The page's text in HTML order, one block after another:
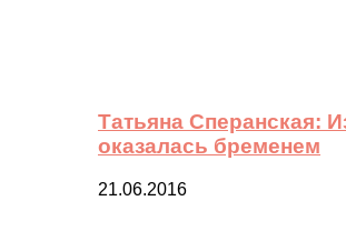
Татьяна Сперанская:
оказалась бременем
21.06.2016